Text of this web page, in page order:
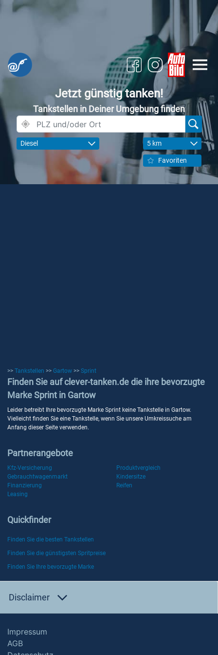
Jetzt günstig tanken!
Tankstellen in Deiner Umgebung finden
Diesel 5 km
Favoriten
>> Tankstellen >> Gartow >> Sprint
Finden Sie auf clever-tanken.de die ihre bevorzugte
Marke Sprint in Gartow
Leider betreibt Ihre bevorzugte Marke Sprint keine Tankstelle in Gartow.
Vielleicht finden Sie eine Tankstelle, wenn Sie unsere Umkreissuche am
Anfang dieser Seite verwenden.
Partnerangebote
Kfz-Versicherung
Produktvergleich
Gebrauchtwagenmarkt
Kindersitze
Finanzierung
Reifen
Leasing
Quickfinder
Finden Sie die besten Tankstellen
Finden Sie die günstigsten Spritpreise
Finden Sie Ihre bevorzugte Marke
Disclaimer
Impressum
AGB